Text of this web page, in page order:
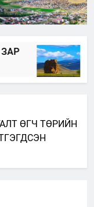
ӨГЧ ТӨРИЙН